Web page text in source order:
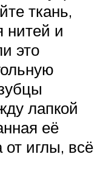
ткань,
нитей и
это
лапкой
её
от иглы, всё